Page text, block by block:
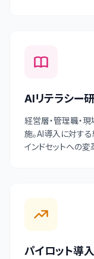
AIリテラシー
経営層・管理職・
施。AI導入に対す
インドセットへの変
パイロット導